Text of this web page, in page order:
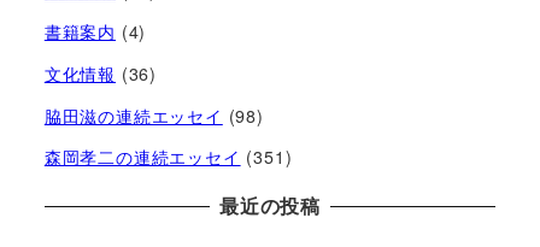
書籍案内 (4)
文化情報 (36)
脇田滋の連続エッセイ (98)
森岡孝二の連続エッセイ (351)
最近の投稿